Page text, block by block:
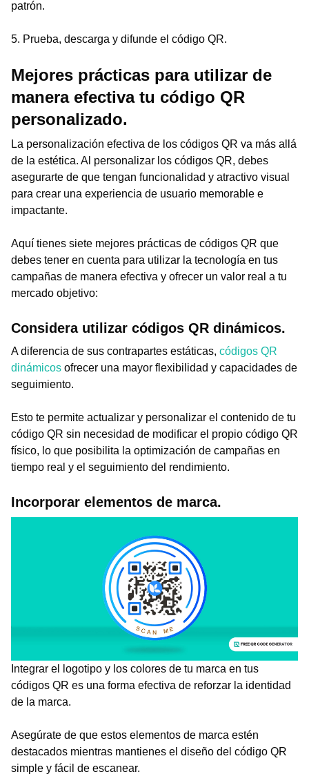
patrón.
5. Prueba, descarga y difunde el código QR.
Mejores prácticas para utilizar de
manera efectiva tu código QR
personalizado.
La personalización efectiva de los códigos QR va más allá
de la estética. Al personalizar los códigos QR, debes
asegurarte de que tengan funcionalidad y atractivo visual
para crear una experiencia de usuario memorable e
impactante.
Aquí tienes siete mejores prácticas de códigos QR que
debes tener en cuenta para utilizar la tecnología en tus
campañas de manera efectiva y ofrecer un valor real a tu
mercado objetivo:
Considera utilizar códigos QR dinámicos.
A diferencia de sus contrapartes estáticas, códigos QR
dinámicos ofrecer una mayor flexibilidad y capacidades de
seguimiento.
Esto te permite actualizar y personalizar el contenido de tu
código QR sin necesidad de modificar el propio código QR
físico, lo que posibilita la optimización de campañas en
tiempo real y el seguimiento del rendimiento.
Incorporar elementos de marca.
Integrar el logotipo y los colores de tu marca en tus
códigos QR es una forma efectiva de reforzar la identidad
de la marca.
Asegúrate de que estos elementos de marca estén
destacados mientras mantienes el diseño del código QR
simple y fácil de escanear.